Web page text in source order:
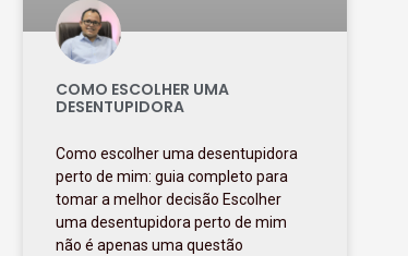
COMO ESCOLHER UMA
DESENTUPIDORA
Como escolher uma desentupidora
perto de mim: guia completo para
tomar a melhor decisão Escolher
uma desentupidora perto de mim
não é apenas uma questão